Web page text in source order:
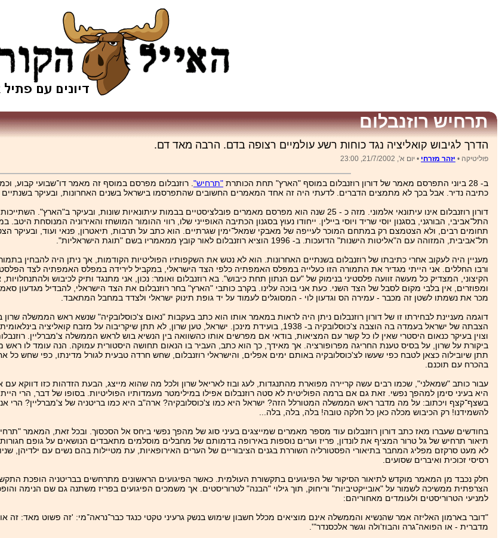
תרחיש רוזנבלום
הדרך לגיבוש קואליציה נגד כוחות רשע עולמיים רצופה בדם. הרבה מאד דם.
פוליטיקה • יזהר מזרחי • יום א', 21/7/2002, 23:00
ב- 28 ביוני התפרסם מאמר של דורון רוזנבלום במוסף "הארץ" תחת הכותרת "תרחיש" . רוזנבלום מפרסם במוסף זה מאמר דו־שבועי קבוע,
כתיבה נדיר. אבל בכך לא מתמצים הדברים. לדעתי היה זה אחד המאמרים החשובים שהתפרסמו בישראל בשנים האחרונות, ובעיקר בשנתיים
דורון רוזנבלום אינו עיתונאי אלמוני. מזה כ - 25 שנה הוא מפרסם מאמרים פובלציסטיים בבמות עיתונאיות שונות, ובעיקר
התל־אביבי, הבורגני, בסגנון יוסי שריד ויוסי ביילין. ייחודו נעוץ בסגנון הכתיבה האופייני שלו, רווי ההומור המושחז והאירוניה המנוסחת
תחומים רבים, ולא הצטמצם רק במתחם המוכר לעייפה של מאבקי שמאל־ימין שגרתיים. הוא כתב על תרבות, תיאטרון, פנאי ועוד, ובעיקר
תל־אביבית, המזוהה עם ה"אליטות הישנות" הדועכות. ב- 1996 הוציא רוזנבלום לאור קובץ ממאמריו בשם "תוגת הישראליות".
מעניין היה לעקוב אחרי כתיבתו של רוזנבלום בשנתיים האחרונות. הוא לא נטש את השקפותיו הפוליטיות הקודמות, אך ניתן היה להבחין
ורבו החללים. אני הייתי מגדיר את התמורה הזו כעלייה במפלס האמפתיה כלפי הצד הישראלי, במקביל לירידה במפלס האמפתיה לצד
הקיצוני, המצדיק כל מעשה זוועה פלסטיני בנימוק של "עם הנתון תחת כיבוש". בא רוזנבלום ואומר: נכון, אני מתנגד ותיק לכיבוש
ומפוזרים, אין בלבי מקום לסבל של הצד השני. כעת אני בוכה עלינו. בקרב כותבי "הארץ" בחר רוזנבלום את הצד הישראלי, להבדיל מגדעון
מכר את נשמתו לשטן זה מכבר - עמירה הס וגדעון לוי - המסוגלים לעמוד על יד גופת תינוק ישראלי ולצדד במחבל המתאבד.
הצבתה של ישראל בעמדה בה הוצבה צ'כוסלובקיה ב- 1938, בועידת מינכן. ישראל, טען שרון, לא תתן שיקריבוה על
וצוין בעיקר כנאום היסטרי שאין לו כל קשר עם המציאות, בודאי אם מפרשים אותו כהשוואה בין הנשיא בוש לראש הממשלה צ'מברליין.
ביקורת על שרון, על בסיס טענת החריגה מפרופורציה. אך מאידך, כך הוא כתב, העביר בו הנאום תחושה היסטורית עמוקה. הנה עומד לו ראש
תתן שיובילוה כצאן לטבח כפי שעשו לצ'כוסלובקיה באותם ימים אפלים, והישראלי רוזנבלום, שחש חרדה טבעית לגורל מדינתו, כפי שחש
בהכרח עם תוכנם.
עבור כותב "שמאלני", שכמו רבים עשה קריירה מפוארת מהתנגדות, לעג ובוז לאריאל שרון ולכל מה שהוא מייצג, הבעת הזדהות כזו דווקא
היא בעיני סימן למהפך נפשי. זאת גם אם ברמה הפוליטית לא סטה רוזנבלום אפילו במילימטר מעמדותיו הפוליטיות. בסופו של דבר, הרי
בשצף־קצף ויכתוב: על מה מדבר ראש הממשלה המטורלל הזה? ישראל היא כמו צ'כוסלובקיה? ארה"ב היא כמו בריטניה של צ'מברליין? הרי
להשמידנו! רק הכיבוש מכלה כאן כל חלקה טובה! בלה, בלה, בלה...
בחודשים שעברו מאז כתב דורון רוזנבלום עוד מספר מאמרים שמייצגים בעיני סוג של מהפך נפשי ביחס אל הסכסוך. ובכל זאת, המאמר
תיאור תרחיש של גל טרור המציף את לונדון, פריז וערים נוספות באירופה בדמותם של מחבלים מוסלמים מתאבדים הנושאים על גופם
לא מעט סרקזם מפליג המחבר בתיאורי הפסטורליה השוררת בגנים הציבוריים של הערים האירופאיות, עת מטיילות בהם נשים עם ילדיהן,
רסיסי זכוכית ואיברים שסועים.
חלק נכבד מן המאמר מוקדש לתיאור הסיקור של הפיגועים בתקשורת העולמית. כאשר הפיגועים הראשונים מתרחשים בבריטניה הופכת
הצרפתית ממשיכה לשמור על "אובייקטיביות" וריחוק, תוך גילוי "הבנה" לטרוריסטים. אך משמכים הפיגועים בפריז משתנה גם שם הנימה
למניעי הטרוריסטים ולעומדים מאחוריהם:
"דובר בארמון האליזה אמר שהנשיא והממשלה אינם מוציאים מכלל חשבון שימוש בנשק גרעיני טקטי כנגד כבר־נראה־מי: 'זה פשוט מאד: זה או
מדברית - או הפואה־גרה והבוז'ולה וגשר אלכסנדר"'.